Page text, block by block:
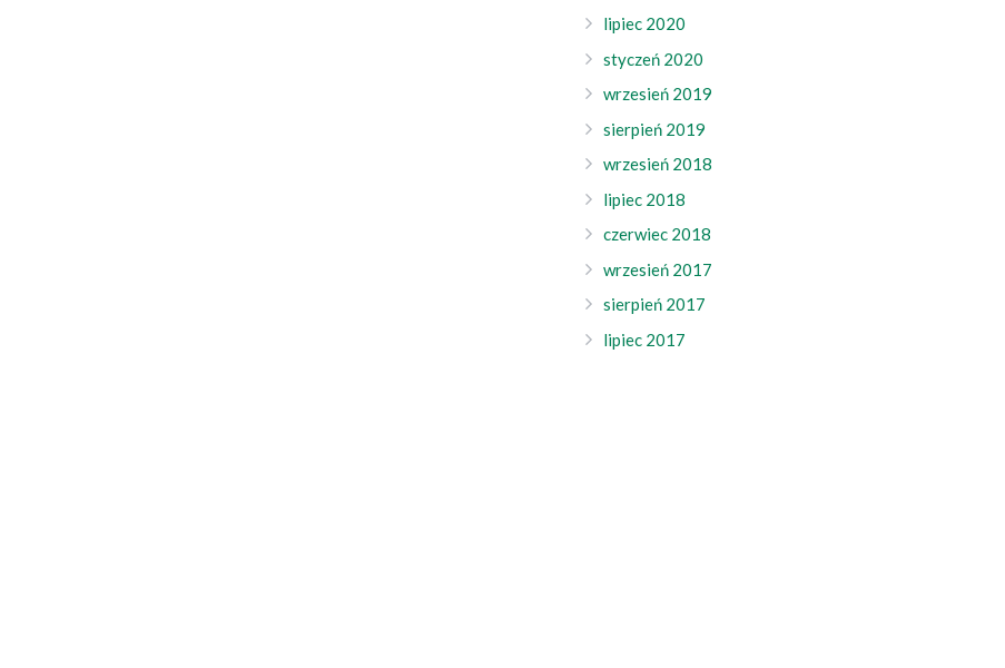
lipiec 2020
styczeń 2020
wrzesień 2019
sierpień 2019
wrzesień 2018
lipiec 2018
czerwiec 2018
wrzesień 2017
sierpień 2017
lipiec 2017